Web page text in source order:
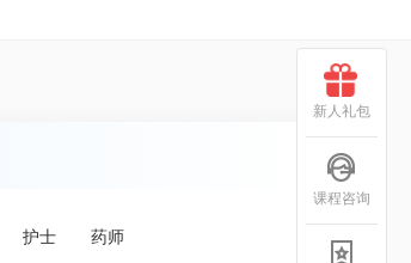
护士 药师
新人礼包
课程咨询